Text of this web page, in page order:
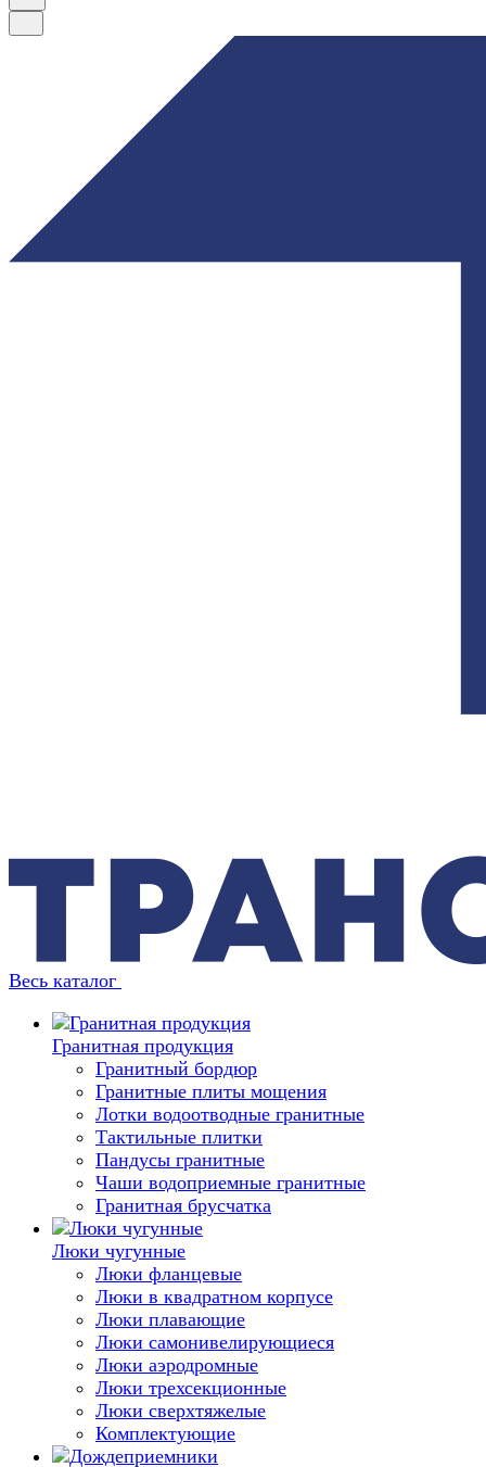
Весь каталог
Гранитная продукция
Гранитный бордюр
Гранитные плиты мощения
Лотки водоотводные гранитные
Тактильные плитки
Пандусы гранитные
Чаши водоприемные гранитные
Гранитная брусчатка
Люки чугунные
Люки фланцевые
Люки в квадратном корпусе
Люки плавающие
Люки самонивелирующиеся
Люки аэродромные
Люки трехсекционные
Люки сверхтяжелые
Комплектующие